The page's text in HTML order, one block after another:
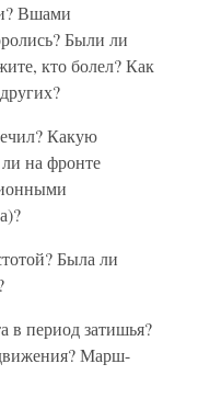
Вшами
Были ли
кто болел? Как
Какую
на фронте
Была ли
в период затишья?
Марш-